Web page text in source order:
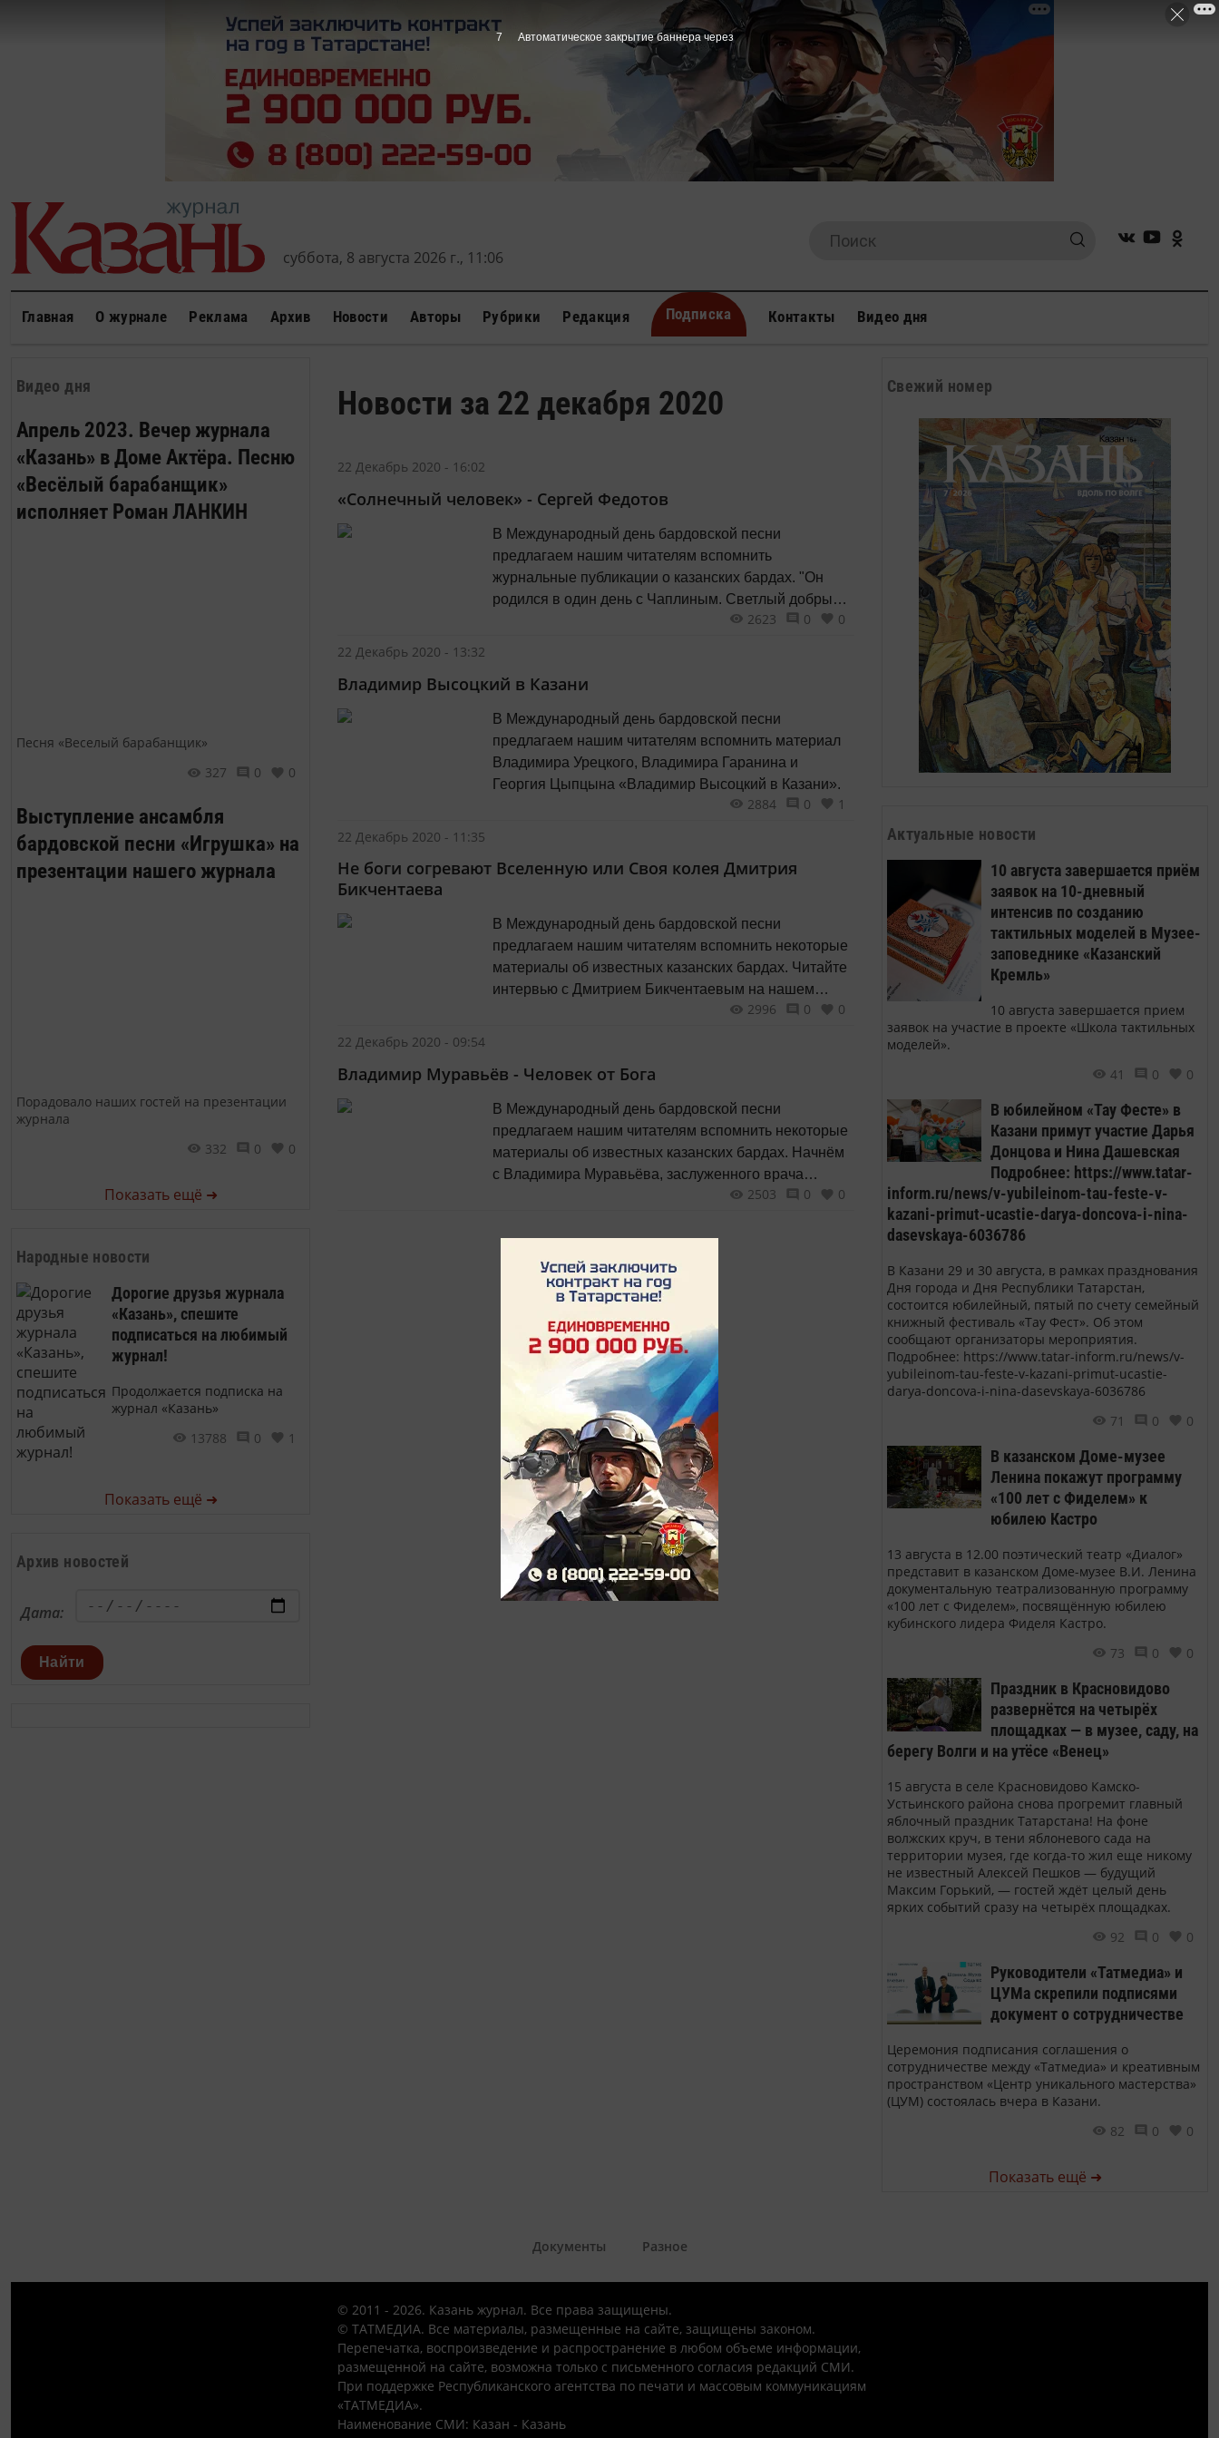
суббота, 8 августа 2026 г., 11:06
Главная О журнале Реклама Архив Новости Авторы Рубрики Редакция Подписка Контакты Видео дня
Видео дня
Апрель 2023. Вечер журнала
«Казань» в Доме Актёра. Песню
«Весёлый барабанщик»
исполняет Роман ЛАНКИН
Песня «Веселый барабанщик»
327
0 0
Выступление ансамбля
бардовской песни «Игрушка» на
презентации нашего журнала
Порадовало наших гостей на презентации
журнала
332
0 0
Показать ещё ➜
Народные новости
Дорогие друзья журнала
«Казань», спешите
подписаться на любимый
журнал!
Продолжается подписка на
журнал «Казань»
13788
0 1
Показать ещё ➜
Архив новостей
Дата:
Найти
Новости за 22 декабря 2020
22 Декабрь 2020 - 16:02
«Солнечный человек» - Сергей Федотов
В Международный день бардовской песни
предлагаем нашим читателям вспомнить
журнальные публикации о казанских бардах. "Он
родился в один день с Чаплиным. Светлый добрый
2623 0
0
22 Декабрь 2020 - 13:32
Владимир Высоцкий в Казани
В Международный день бардовской песни
предлагаем нашим читателям вспомнить материал
Владимира Урецкого, Владимира Гаранина и
Георгия Цыпцына «Владимир Высоцкий в Казани».
2884 0
1
22 Декабрь 2020 - 11:35
Не боги согревают Вселенную или Своя колея Дмитрия
Бикчентаева
В Международный день бардовской песни
предлагаем нашим читателям вспомнить некоторые
материалы об известных казанских бардах. Читайте
интервью с Дмитрием Бикчентаевым на нашем
2996 0
0
22 Декабрь 2020 - 09:54
Владимир Муравьёв - Человек от Бога
В Международный день бардовской песни
предлагаем нашим читателям вспомнить некоторые
материалы об известных казанских бардах. Начнём
с Владимира Муравьёва, заслуженного врача
России и Татарстана, профессора и барда.
2503 0 0
Свежий номер
Актуальные новости
10 августа завершается приём
заявок на 10-дневный
интенсив по созданию
тактильных моделей в Музее-
заповеднике «Казанский
Кремль»
10 августа завершается прием
заявок на участие в проекте «Школа тактильных
моделей».
41
0 0
В юбилейном «Тау Фесте» в
Казани примут участие Дарья
Донцова и Нина Дашевская
Подробнее: https://www.tatar-
inform.ru/news/v-yubileinom-tau-feste-v-
kazani-primut-ucastie-darya-doncova-i-nina-
dasevskaya-6036786
В Казани 29 и 30 августа, в рамках празднования
Дня города и Дня Республики Татарстан,
состоится юбилейный, пятый по счету семейный
книжный фестиваль «Тау Фест». Об этом
сообщают организаторы мероприятия.
Подробнее: https://www.tatar-inform.ru/news/v-
yubileinom-tau-feste-v-kazani-primut-ucastie-
darya-doncova-i-nina-dasevskaya-6036786
71
0 0
В казанском Доме-музее
Ленина покажут программу
«100 лет с Фиделем» к
юбилею Кастро
13 августа в 12.00 поэтический театр «Диалог»
представит в казанском Доме-музее В.И. Ленина
документальную театрализованную программу
«100 лет с Фиделем», посвящённую юбилею
кубинского лидера Фиделя Кастро.
73
0 0
Праздник в Красновидово
развернётся на четырёх
площадках — в музее, саду, на
берегу Волги и на утёсе «Венец»
15 августа в селе Красновидово Камско-
Устьинского района снова прогремит главный
яблочный праздник Татарстана! На фоне
волжских круч, в тени яблоневого сада на
территории музея, где когда-то жил еще никому
не известный Алексей Пешков — будущий
Максим Горький, — гостей ждёт целый день
ярких событий сразу на четырёх площадках.
92
0 0
Руководители «Татмедиа» и
ЦУМа скрепили подписями
документ о сотрудничестве
Церемония подписания соглашения о
сотрудничестве между «Татмедиа» и креативным
пространством «Центр уникального мастерства»
(ЦУМ) состоялась вчера в Казани.
82
0 0
Показать ещё ➜
Документы Разное
© 2011 - 2026. Казань журнал. Все права защищены.
© ТАТМЕДИА. Все материалы, размещенные на сайте, защищены законом.
Перепечатка, воспроизведение и распространение в любом объеме информации,
размещенной на сайте, возможна только с письменного согласия редакций СМИ.
При поддержке Республиканского агентства по печати и массовым коммуникациям
«ТАТМЕДИА».
Наименование СМИ: Казан - Казань
6 Автоматическое закрытие баннера через